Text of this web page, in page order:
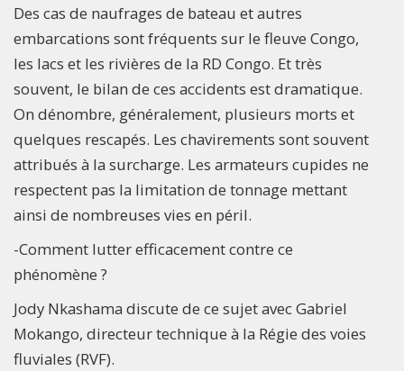
Des cas de naufrages de bateau et autres
embarcations sont fréquents sur le fleuve Congo,
les lacs et les rivières de la RD Congo. Et très
souvent, le bilan de ces accidents est dramatique.
On dénombre, généralement, plusieurs morts et
quelques rescapés. Les chavirements sont souvent
attribués à la surcharge. Les armateurs cupides ne
respectent pas la limitation de tonnage mettant
ainsi de nombreuses vies en péril.
-Comment lutter efficacement contre ce
phénomène ?
Jody Nkashama discute de ce sujet avec Gabriel
Mokango, directeur technique à la Régie des voies
fluviales (RVF).